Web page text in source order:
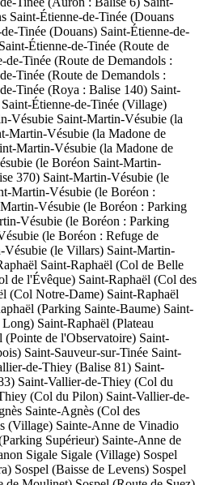
Saint-Étienne-de-Tinée (Douans
Tinée (Douans) Saint-Étienne-de-
Saint-Étienne-de-Tinée (Route de
de-Tinée (Route de Demandols :
Tinée (Route de Demandols :
Tinée (Roya : Balise 140) Saint-
Saint-Étienne-de-Tinée (Village)
Vésubie Saint-Martin-Vésubie (la
Martin-Vésubie (la Madone de
Martin-Vésubie (la Madone de
(le Boréon Saint-Martin-
370) Saint-Martin-Vésubie (le
Martin-Vésubie (le Boréon :
Vésubie (le Boréon : Parking
Vésubie (le Boréon : Parking
(le Boréon : Refuge de
Vésubie (le Villars) Saint-Martin-
Saint-Raphaël (Col de Belle
de l'Évêque) Saint-Raphaël (Col des
(Col Notre-Dame) Saint-Raphaël
(Parking Sainte-Baume) Saint-
Long) Saint-Raphaël (Plateau
(Pointe de l'Observatoire) Saint-
Saint-Sauveur-sur-Tinée Saint-
de-Thiey (Balise 81) Saint-
Saint-Vallier-de-Thiey (Col du
(Col du Pilon) Saint-Vallier-de-
Sainte-Agnès (Col des
(Village) Sainte-Anne de Vinadio
Supérieur) Sainte-Anne de
Sigale Sigale (Village) Sospel
Sospel (Baisse de Levens) Sospel